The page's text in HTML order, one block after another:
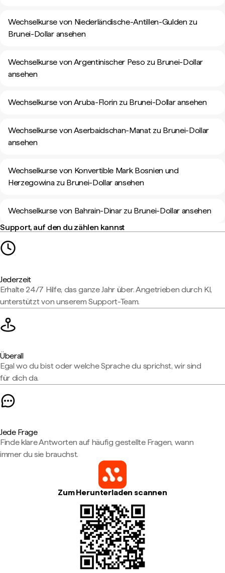
Wechselkurse von Niederländische-Antillen-Gulden zu
Brunei-Dollar ansehen
Wechselkurse von Argentinischer Peso zu Brunei-Dollar
ansehen
Wechselkurse von Aruba-Florin zu Brunei-Dollar ansehen
Wechselkurse von Aserbaidschan-Manat zu Brunei-Dollar
ansehen
Wechselkurse von Konvertible Mark Bosnien und
Herzegowina zu Brunei-Dollar ansehen
Wechselkurse von Bahrain-Dinar zu Brunei-Dollar ansehen
Support, auf den du zählen kannst
Jederzeit
Erhalte 24/7 Hilfe, das ganze Jahr über. Angetrieben durch KI,
unterstützt von unserem Support-Team.
Überall
Egal wo du bist oder welche Sprache du sprichst, wir sind
für dich da.
Jede Frage
Finde klare Antworten auf häufig gestellte Fragen, wann
immer du sie brauchst.
Zum Herunterladen scannen